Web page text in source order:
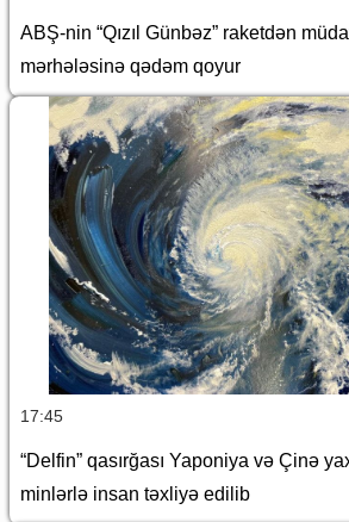
ABŞ-nin “Qızıl Günbəz” raketdən
mərhələsinə qədəm qoyur
17:45
“Delfin” qasırğası Yaponiya və Çinə
minlərlə insan təxliyə edilib